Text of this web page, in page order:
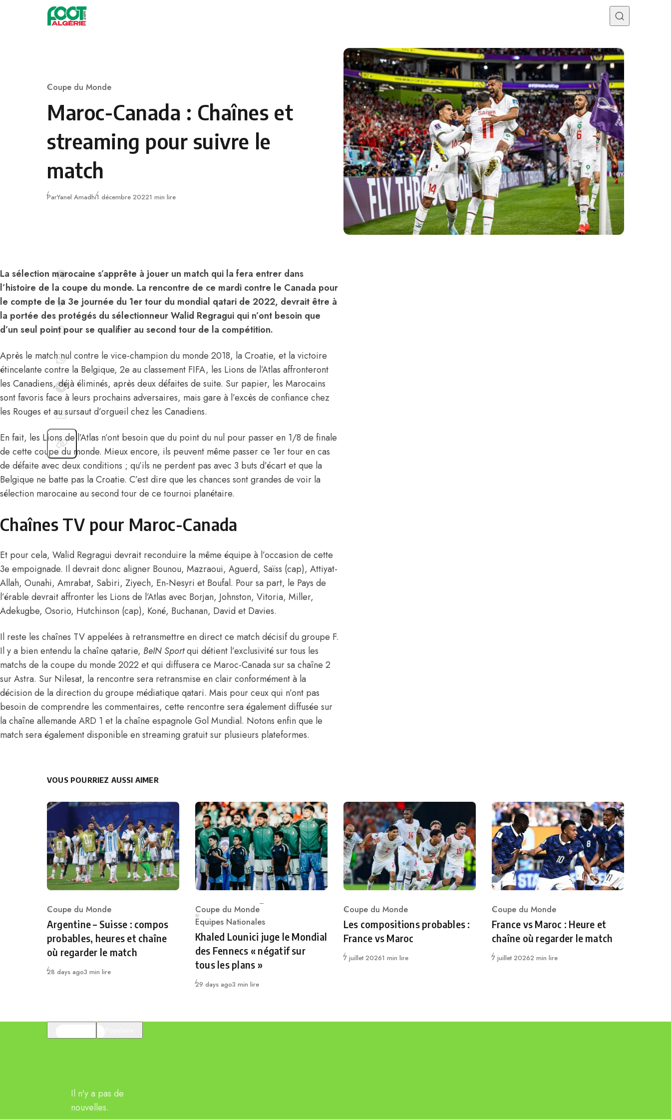
Skip to content
Category
Coupe du Monde
Maroc-Canada : Chaînes et
streaming pour suivre le
match
ParYanel AmadhiPublié
1 décembre 20221 min lire
La sélection marocaine s’apprête à jouer un match qui la fera entrer dans
l’histoire de la coupe du monde. La rencontre de ce mardi contre le Canada pour
le compte de la 3e journée du 1er tour du mondial qatari de 2022, devrait être à
la portée des protégés du sélectionneur Walid Regragui qui n’ont besoin que
d’un seul point pour se qualifier au second tour de la compétition.
Après le match nul contre le vice-champion du monde 2018, la Croatie, et la victoire
étincelante contre la Belgique, 2e au classement FIFA, les Lions de l’Atlas affronteront
les Canadiens, déjà éliminés, après deux défaites de suite. Sur papier, les Marocains
sont favoris face à leurs prochains adversaires, mais gare à l’excès de confiance chez
les Rouges et au sursaut d’orgueil chez les Canadiens.
En fait, les Lions de l’Atlas n’ont besoin que du point du nul pour passer en 1/8 de finale
de cette coupe du monde. Mieux encore, ils peuvent même passer ce 1er tour en cas
de défaite avec deux conditions ; qu’ils ne perdent pas avec 3 buts d’écart et que la
Belgique ne batte pas la Croatie. C’est dire que les chances sont grandes de voir la
sélection marocaine au second tour de ce tournoi planétaire.
Chaînes TV pour Maroc-Canada
Et pour cela, Walid Regragui devrait reconduire la même équipe à l’occasion de cette
3e empoignade. Il devrait donc aligner Bounou, Mazraoui, Aguerd, Saïss (cap), Attiyat-
Allah, Ounahi, Amrabat, Sabiri, Ziyech, En-Nesyri et Boufal. Pour sa part, le Pays de
l’érable devrait affronter les Lions de l’Atlas avec Borjan, Johnston, Vitoria, Miller,
Adekugbe, Osorio, Hutchinson (cap), Koné, Buchanan, David et Davies.
Il reste les chaînes TV appelées à retransmettre en direct ce match décisif du groupe F.
Il y a bien entendu la chaîne qatarie, BeIN Sportqui détient l’exclusivité sur tous les
matchs de la coupe du monde 2022 et qui diffusera ce Maroc-Canada sur sa chaîne 2
sur Astra. Sur Nilesat, la rencontre sera retransmise en clair conformément à la
décision de la direction du groupe médiatique qatari. Mais pour ceux qui n’ont pas
besoin de comprendre les commentaires, cette rencontre sera également diffusée sur
la chaîne allemande ARD 1 et la chaîne espagnole Gol Mundial. Notons enfin que le
match sera également disponible en streaming gratuitsur plusieurs plateformes.
VOUS POURRIEZ AUSSI AIMER
Category
Coupe du Monde
Argentine – Suisse : compos
probables, heures et chaîne
où regarder le match
Publié
28 days ago3 min lire
Category
Coupe du Monde
Equipes Nationales
Khaled Lounici juge le Mondial
des Fennecs « négatif sur
tous les plans »
Publié
29 days ago3 min lire
Category
Coupe du Monde
Les compositions probables :
France vs Maroc
Publié
7 juillet 20261 min lire
Category
Coupe du Monde
France vs Maroc : Heure et
chaîne où regarder le match
Publié
7 juillet 20262 min lire
Il n'y a pas de
nouvelles.